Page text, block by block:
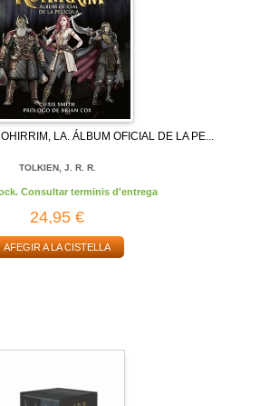
LA. ÁLBUM OFICIAL DE LA PE...
TOLKIEN, J. R. R.
Consultar terminis d'entrega
24,95 €
AFEGIR A LA CISTELLA